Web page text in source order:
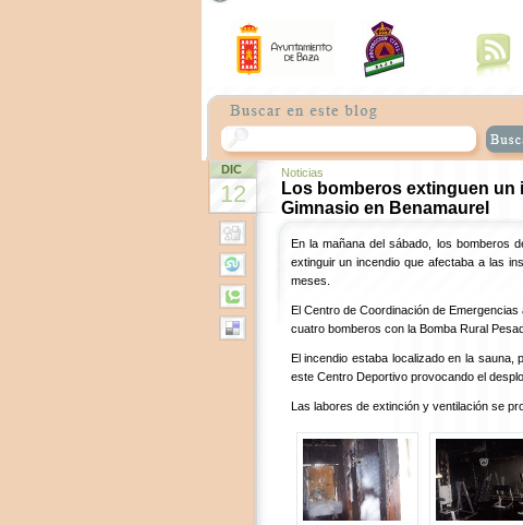
DIC
12
Noticias
Los bomberos extinguen
Gimnasio en Benamaurel
En la mañana del sábado, los bomberos
extinguir un incendio que afectaba a las
meses.
El Centro de Coordinación de
cuatro bomberos con la Bomba Rural
El incendio estaba localizado en la
este Centro Deportivo provocando el
Las labores de extinción y ventilación se